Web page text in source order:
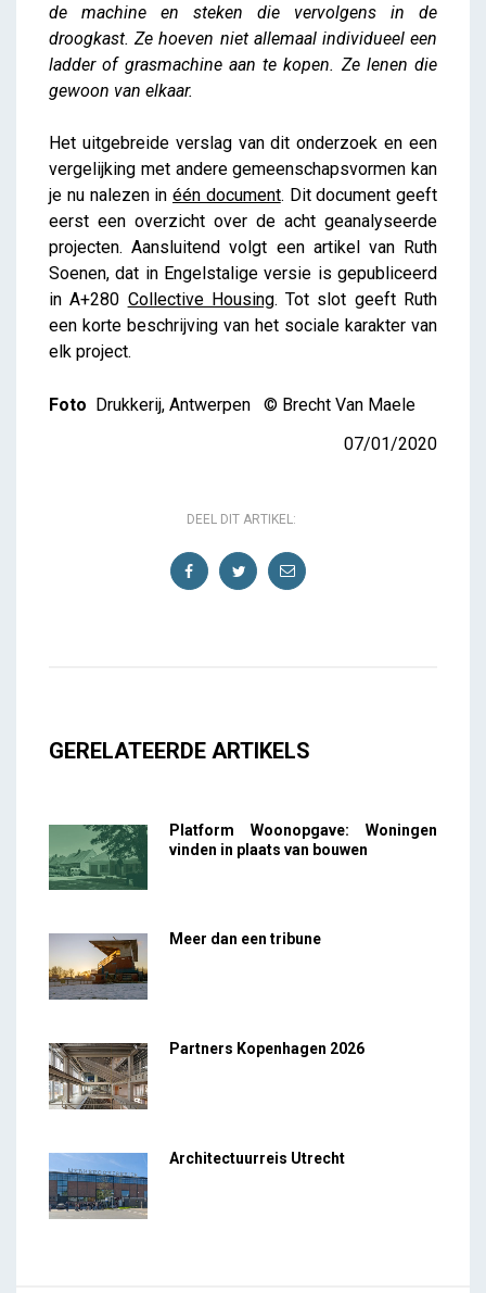
de machine en steken die vervolgens in de
droogkast. Ze hoeven niet allemaal individueel een
ladder of grasmachine aan te kopen. Ze lenen die
gewoon van elkaar.
Het uitgebreide verslag van dit onderzoek en een
vergelijking met andere gemeenschapsvormen kan
je nu nalezen in één document. Dit document geeft
eerst een overzicht over de acht geanalyseerde
projecten. Aansluitend volgt een artikel van Ruth
Soenen, dat in Engelstalige versie is gepubliceerd
in A+280 Collective Housing. Tot slot geeft Ruth
een korte beschrijving van het sociale karakter van
elk project.
Foto Drukkerij, Antwerpen © Brecht Van Maele
07/01/2020
DEEL DIT ARTIKEL:
GERELATEERDE ARTIKELS
Platform Woonopgave: Woningen
vinden in plaats van bouwen
Meer dan een tribune
Partners Kopenhagen 2026
Architectuurreis Utrecht